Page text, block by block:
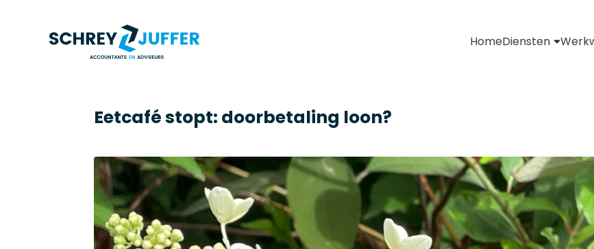
HomeDiensten
Eetcafé stopt: doorbetaling loon?